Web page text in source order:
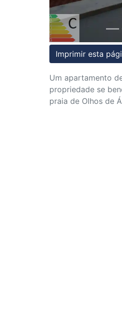
Imprimir esta
Um apartamento
propriedade se
praia de Olhos de